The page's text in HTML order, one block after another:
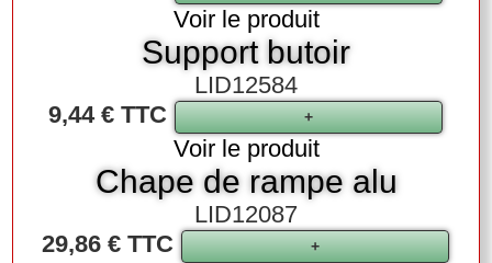
Voir le produit
Support butoir
LID12584
9,44 € TTC
Voir le produit
Chape de rampe alu
LID12087
29,86 € TTC